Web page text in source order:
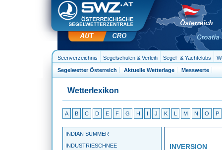
Seenverzeichnis Segelschulen & Verleih Segel- & Yachtclubs
Segelwetter Österreich Aktuelle Wetterlage Messwerte
Wetterlexikon
A B C D E F G H I J K L M N O P
INDIAN SUMMER
INDUSTRIESCHNEE
INVERSION